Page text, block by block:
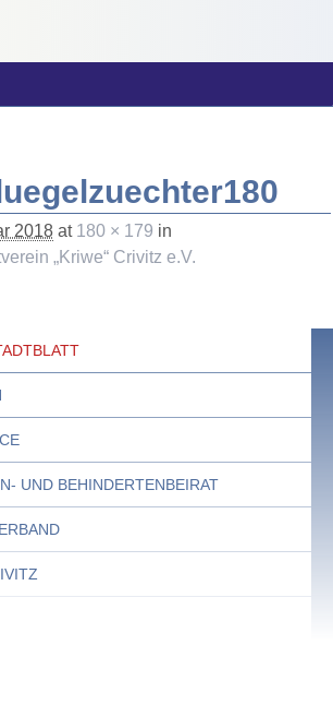
2018 at 180 × 179 in
„Kriwe“ Crivitz e.V.
UND BEHINDERTENBEIRAT